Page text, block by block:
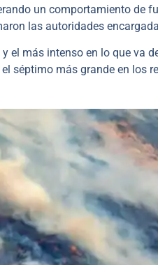
un comportamiento de
las autoridades
el más intenso en lo que va
séptimo más grande en los